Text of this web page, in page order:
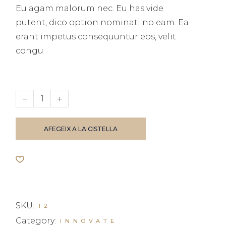
Eu agam malorum nec. Eu has vide
putent, dico option nominati no eam. Ea
erant impetus consequuntur eos, velit
congu
Branding Cup quantity
AFEGEIX A LA CISTELLA
SKU: 12
Category: INNOVATE